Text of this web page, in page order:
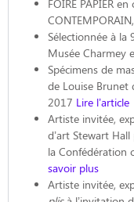
FOIRE PAPIER
Sélectionnée à la
Musée Charmey
Spécimens de
de Louise Brunet
2017 Lire l’article
Artiste invitée,
d’art Stewart
la Confédération
savoir plus
Artiste invitée,